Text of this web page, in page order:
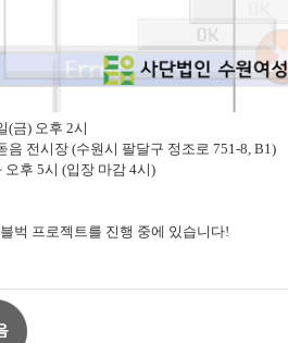
(금) 오후 2시
음 전시장 (수원시 팔달구 정조로 751-8, B1)
후 5시 (입장 마감 4시)
벅 프로젝트를 진행 중에 있습니다!